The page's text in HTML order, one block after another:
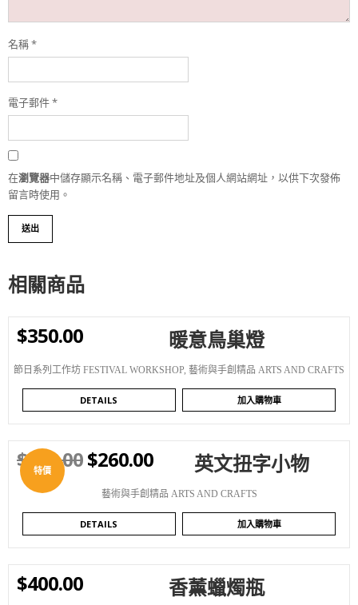
名稱*
電子郵件*
在瀏覽器中儲存顯示名稱、電子郵件地址及個人網站網址，以供下次發佈
留言時使用。
相關商品
$350.00 暖意鳥巢燈
節日系列工作坊 FESTIVAL WORKSHOP, 藝術與手創精品 ARTS AND CRAFTS
DETAILS 加入購物車
特價
WISHLIST
$350.00$260.00 英文扭字小物
藝術與手創精品 ARTS AND CRAFTS
DETAILS 加入購物車
$400.00 香薰蠟燭瓶